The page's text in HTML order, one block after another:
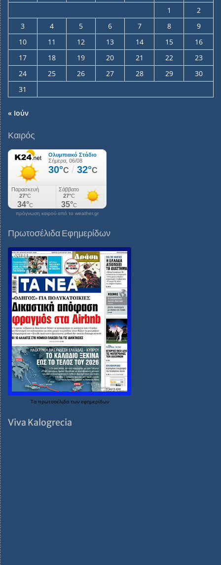
1
2
3
4 5 6 7 8
9
10
11 12 13 14 15
16
17
18 19 20 21 22
23
24
25 26 27 28 29
30
31
« Ιούν
Καιρός
πρόγνωση καιρού από το weather.gr
Πρωτοσέλιδα Εφημερίδων
Τα πρωτοσέλιδα των εφημερίδων
Viva Kalogrecia